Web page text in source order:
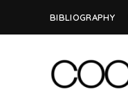
BIBLIOGRAPHY